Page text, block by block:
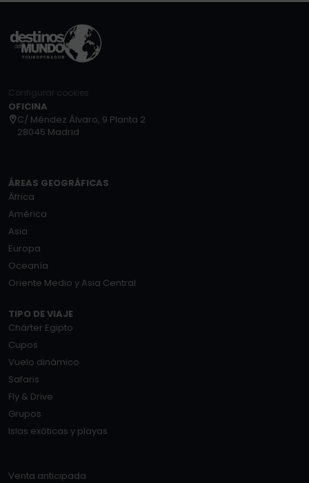
Configurar cookies
OFICINA
C/ Méndez Álvaro, 9 Planta 2
28045 Madrid
ÁREAS GEOGRÁFICAS
África
América
Asia
Europa
Oceanía
Oriente Medio y Asia Central
TIPO DE VIAJE
Chárter Egipto
Cupos
Vuelo dinámico
Safaris
Fly & Drive
Grupos
Islas exóticas y playas
Venta anticipada